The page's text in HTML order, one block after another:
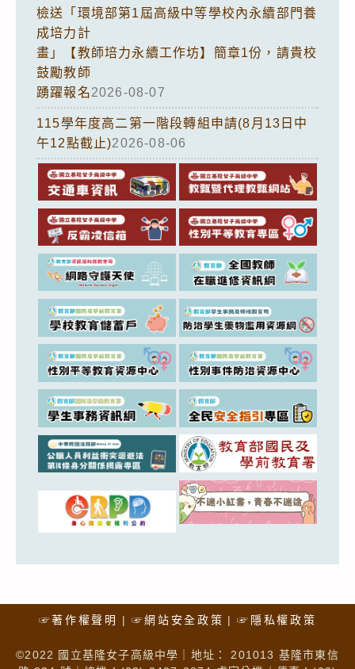
檢送「環境部第1屆高級中等學校內永續部門養
成培力計
畫」【教師培力永續工作坊】簡章1份，請貴校
鼓勵教師
踴躍報名2026-08-07
115學年度高二第一階段轉組申請(8月13日中
午12點截止)2026-08-06
☞著作權聲明 ☞網站安全政策 ☞隱私權政策
©2022 國立基隆女子高級中學｜地址： 201013 基隆市東信